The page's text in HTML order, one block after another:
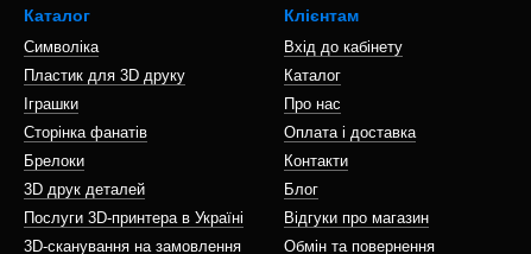
Каталог
Символіка
Пластик для 3D друку
Іграшки
Сторінка фанатів
Брелоки
3D друк деталей
Послуги 3D-принтера в Україні
3D-сканування на замовлення
Клієнтам
Вхід до кабінету
Каталог
Про нас
Оплата і доставка
Контакти
Блог
Відгуки про магазин
Обмін та повернення